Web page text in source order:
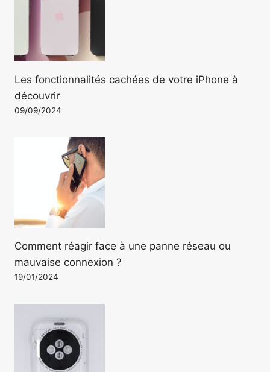
Les fonctionnalités cachées de votre iPhone à
découvrir
09/09/2024
Comment réagir face à une panne réseau ou
mauvaise connexion ?
19/01/2024